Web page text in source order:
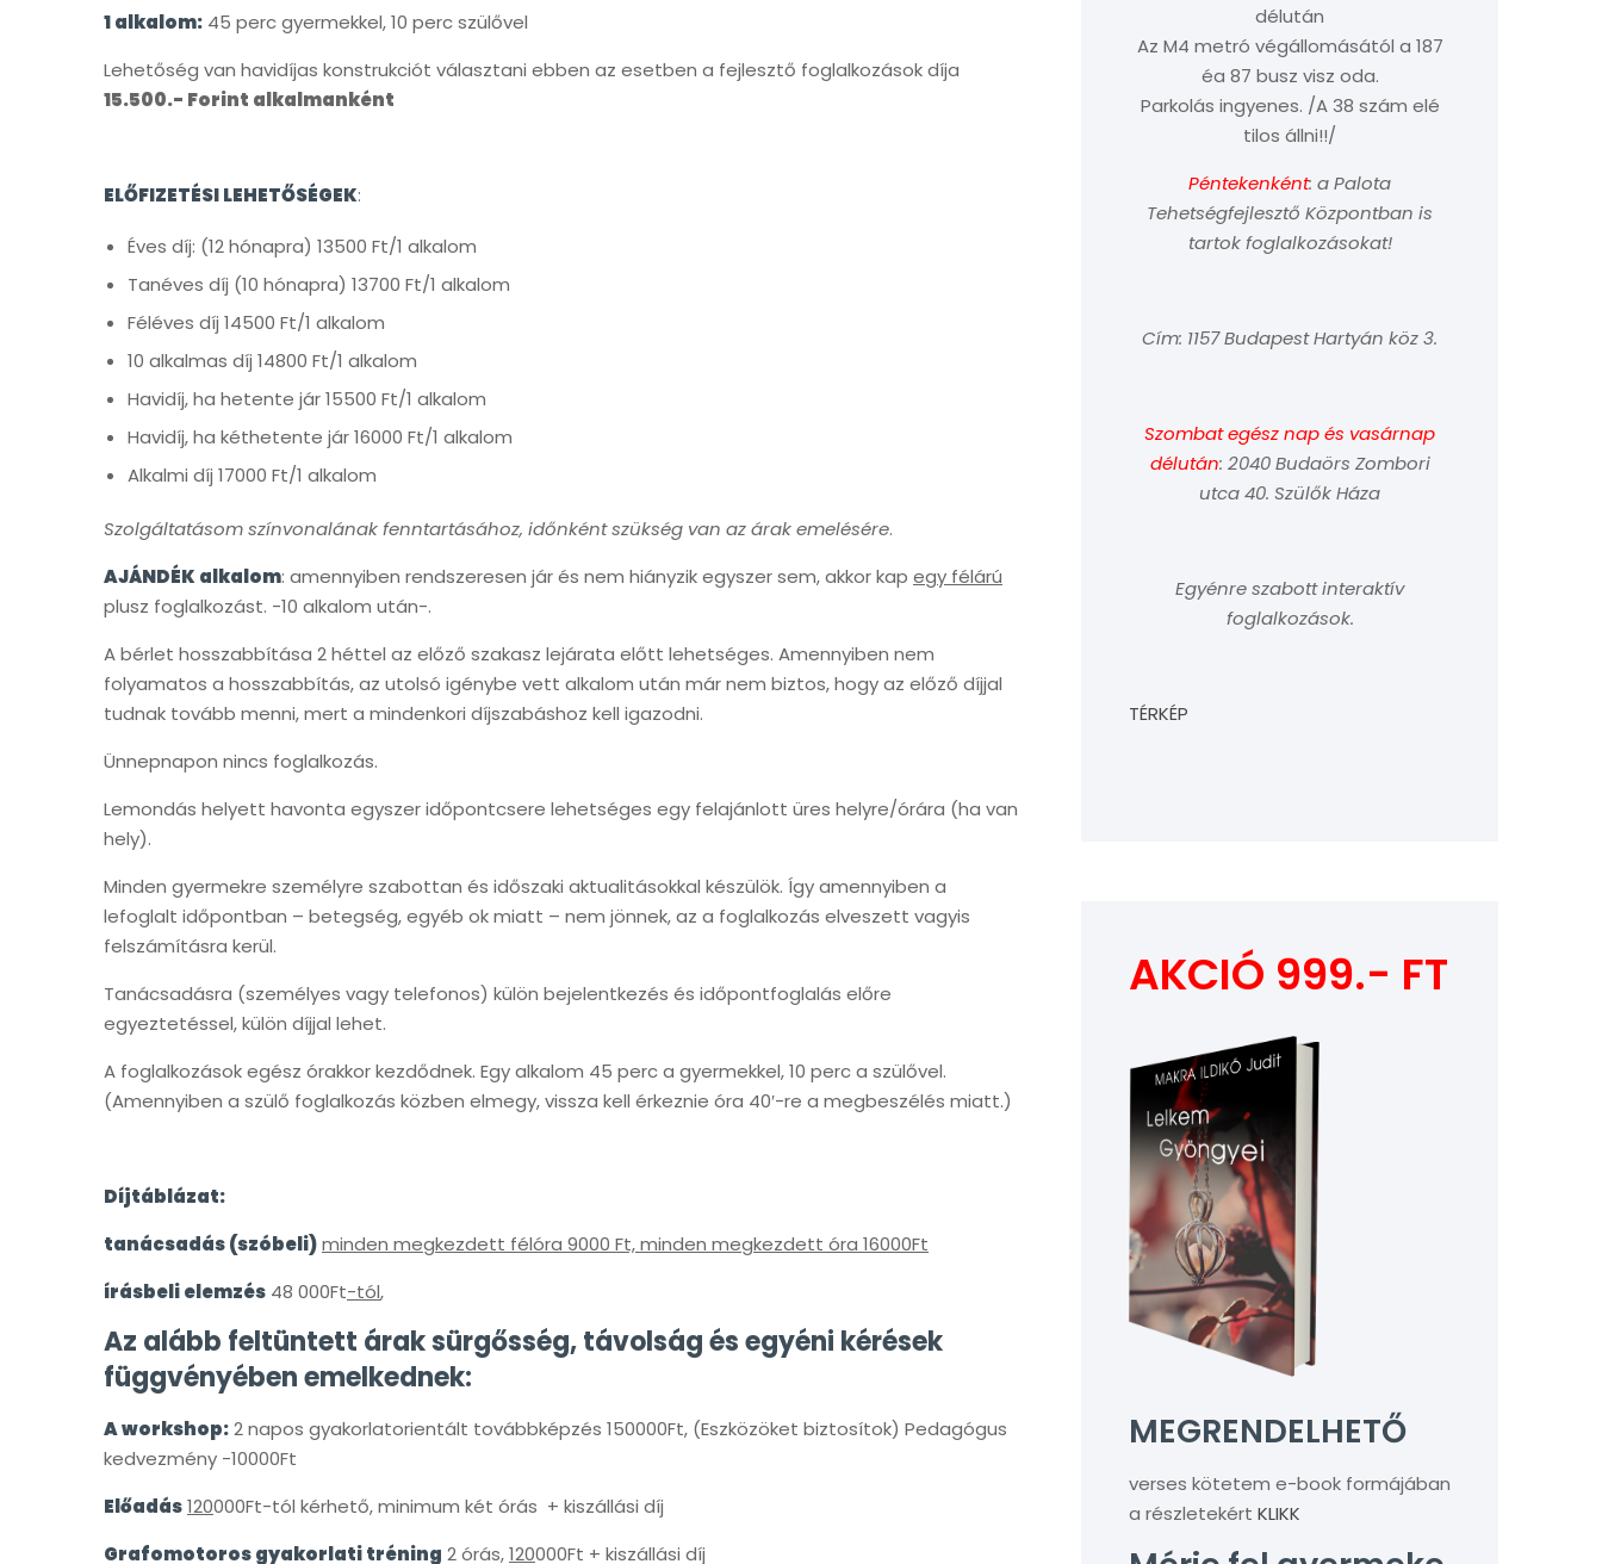
1 alkalom: 45 perc gyermekkel, 10 perc szülővel
Lehetőség van havidíjas konstrukciót választani ebben az esetben a fejlesztő foglalkozások díja
15.500.- Forint alkalmanként
ELŐFIZETÉSI LEHETŐSÉGEK:
Éves díj: (12 hónapra) 13500 Ft/1 alkalom
Tanéves díj (10 hónapra) 13700 Ft/1 alkalom
Féléves díj 14500 Ft/1 alkalom
10 alkalmas díj 14800 Ft/1 alkalom
Havidíj, ha hetente jár 15500 Ft/1 alkalom
Havidíj, ha kéthetente jár 16000 Ft/1 alkalom
Alkalmi díj 17000 Ft/1 alkalom
Szolgáltatásom színvonalának fenntartásához, időnként szükség van az árak emelésére.
AJÁNDÉK alkalom: amennyiben rendszeresen jár és nem hiányzik egyszer sem, akkor kap egy félárú
plusz foglalkozást. -10 alkalom után-.
A bérlet hosszabbítása 2 héttel az előző szakasz lejárata előtt lehetséges. Amennyiben nem
folyamatos a hosszabbítás, az utolsó igénybe vett alkalom után már nem biztos, hogy az előző díjjal
tudnak tovább menni, mert a mindenkori díjszabáshoz kell igazodni.
Ünnepnapon nincs foglalkozás.
Lemondás helyett havonta egyszer időpontcsere lehetséges egy felajánlott üres helyre/órára (ha van
hely).
Minden gyermekre személyre szabottan és időszaki aktualitásokkal készülök. Így amennyiben a
lefoglalt időpontban – betegség, egyéb ok miatt – nem jönnek, az a foglalkozás elveszett vagyis
felszámításra kerül.
Tanácsadásra (személyes vagy telefonos) külön bejelentkezés és időpontfoglalás előre
egyeztetéssel, külön díjjal lehet.
A foglalkozások egész órakkor kezdődnek. Egy alkalom 45 perc a gyermekkel, 10 perc a szülővel.
(Amennyiben a szülő foglalkozás közben elmegy, vissza kell érkeznie óra 40′-re a megbeszélés miatt.)
Díjtáblázat:
tanácsadás (szóbeli)minden megkezdett félóra 9000 Ft, minden megkezdett óra 16000Ft
írásbeli elemzés 48 000Ft-tól,
Az alább feltüntett árak sürgősség, távolság és egyéni kérések
függvényében emelkednek:
A workshop:2 napos gyakorlatorientált továbbképzés 150000Ft, (Eszközöket biztosítok) Pedagógus
kedvezmény -10000Ft
Előadás120000Ft-tól kérhető, minimum két órás + kiszállási díj
Grafomotoros gyakorlati tréning 2 órás,120000Ft + kiszállási díj
délután
Az M4 metró végállomásától a 187
éa 87 busz visz oda.
Parkolás ingyenes. /A 38 szám elé
tilos állni!!/
Péntekenként: a Palota
Tehetségfejlesztő Központban is
tartok foglalkozásokat!
Cím: 1157 Budapest Hartyán köz 3.
Szombat egész nap és vasárnap
délután: 2040 Budaörs Zombori
utca 40. Szülők Háza
Egyénre szabott interaktív
foglalkozások.
TÉRKÉP
AKCIÓ 999.- FT
MEGRENDELHETŐ
verses kötetem e-book formájában
a részletekért KLIKK